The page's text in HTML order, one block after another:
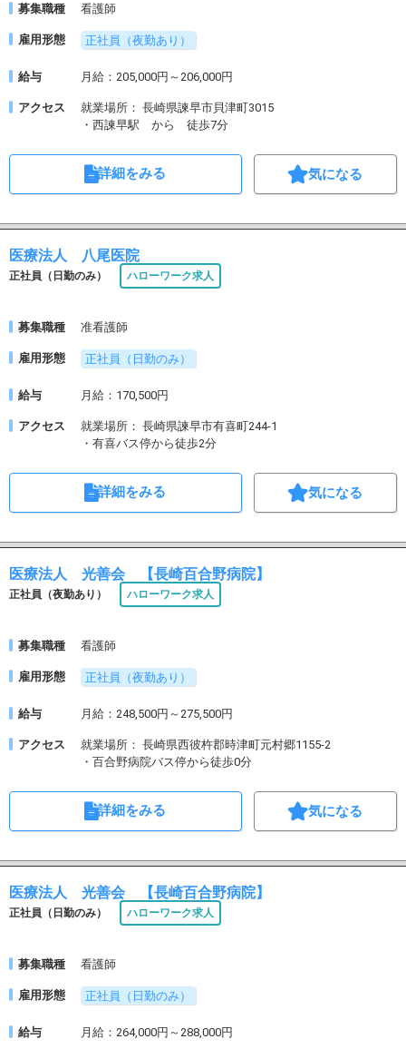
募集職種 看護師
雇用形態 正社員（夜勤あり）
給与 月給：205,000円～206,000円
アクセス
就業場所： 長崎県諫早市貝津町3015
・西諫早駅 から 徒歩7分
詳細をみる 気になる
医療法人 八尾医院
正社員（日勤のみ） ハローワーク求人
募集職種 准看護師
雇用形態 正社員（日勤のみ）
給与 月給：170,500円
アクセス
就業場所： 長崎県諫早市有喜町244-1
・有喜バス停から徒歩2分
詳細をみる 気になる
医療法人 光善会 【長崎百合野病院】
正社員（夜勤あり） ハローワーク求人
募集職種 看護師
雇用形態 正社員（夜勤あり）
給与 月給：248,500円～275,500円
アクセス
就業場所： 長崎県西彼杵郡時津町元村郷1155-2
・百合野病院バス停から徒歩0分
詳細をみる 気になる
医療法人 光善会 【長崎百合野病院】
正社員（日勤のみ） ハローワーク求人
募集職種 看護師
雇用形態 正社員（日勤のみ）
給与 月給：264,000円～288,000円